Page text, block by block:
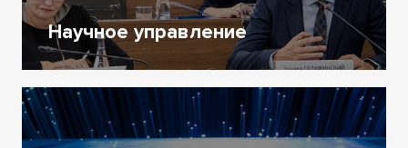
Научное управление